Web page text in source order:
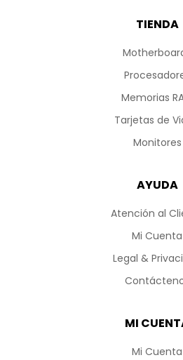
TIENDA
Memorias
Tarjetas de
Monitores
AYUDA
Atención al
Mi Cuenta
Legal &
MI
Mi Cuenta